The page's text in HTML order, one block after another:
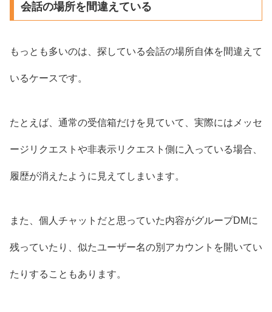
会話の場所を間違えている
もっとも多いのは、探している会話の場所自体を間違えて
いるケースです。
たとえば、通常の受信箱だけを見ていて、実際にはメッセ
ージリクエストや非表示リクエスト側に入っている場合、
履歴が消えたように見えてしまいます。
また、個人チャットだと思っていた内容がグループDMに
残っていたり、似たユーザー名の別アカウントを開いてい
たりすることもあります。